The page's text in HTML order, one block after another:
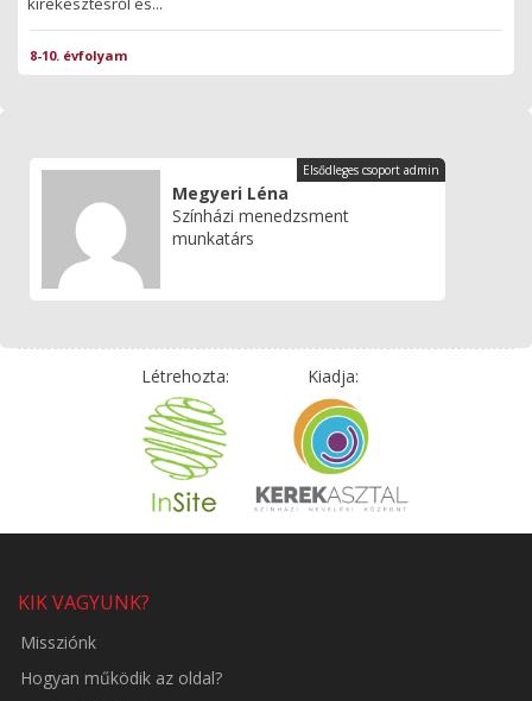
8-10. évfolyam
Elsődleges csoport admin
Megyeri Léna
Színházi menedzsment
munkatárs
Létrehozta: Kiadja:
KIK VAGYUNK?
Missziónk
Hogyan működik az oldal?